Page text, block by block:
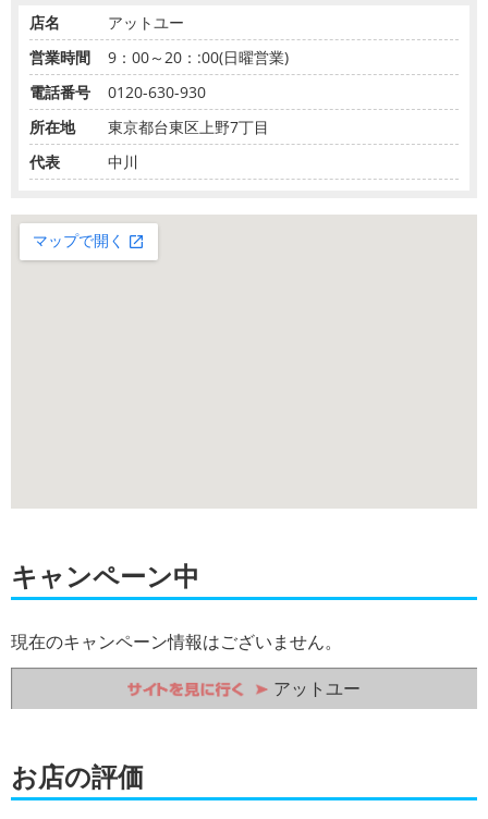
店名
アットユー
営業時間
9：00～20：:00(日曜営業)
電話番号
0120-630-930
所在地
東京都台東区上野7丁目
代表
中川
キャンペーン中
現在のキャンペーン情報はございません。
アットユー
お店の評価